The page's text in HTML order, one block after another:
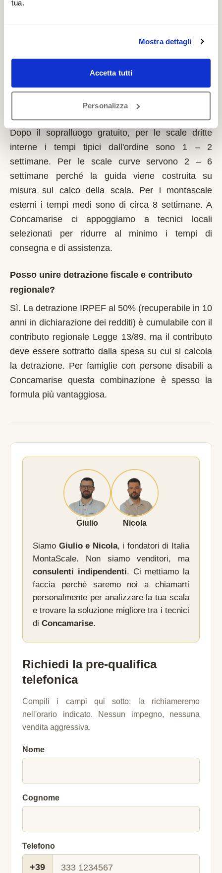
tua.
Mostra dettagli
Accetta tutti
Personalizza
Possono fare domanda i residenti a Concamarise
con limitazioni motorie documentate, proprietari o
affittuari dell'immobile.
Dopo il sopralluogo gratuito, per le scale dritte
interne i tempi tipici dall'ordine sono 1 – 2
settimane. Per le scale curve servono 2 – 6
settimane perché la guida viene costruita su
misura sul calco della scala. Per i montascale
esterni i tempi medi sono di circa 8 settimane. A
Concamarise ci appoggiamo a tecnici locali
selezionati per ridurre al minimo i tempi di
consegna e di assistenza.
Posso unire detrazione fiscale e contributo
regionale?
Sì. La detrazione IRPEF al 50% (recuperabile in 10
anni in dichiarazione dei redditi) è cumulabile con il
contributo regionale Legge 13/89, ma il contributo
deve essere sottratto dalla spesa su cui si calcola
la detrazione. Per famiglie con persone disabili a
Concamarise questa combinazione è spesso la
formula più vantaggiosa.
Giulio Nicola
Siamo Giulio e Nicola, i fondatori di Italia
MontaScale. Non siamo venditori, ma
consulenti indipendenti. Ci mettiamo la
faccia perché saremo noi a chiamarti
personalmente per analizzare la tua scala
e trovare la soluzione migliore tra i tecnici
di Concamarise.
Richiedi la pre-qualifica
telefonica
Compili i campi qui sotto: la richiameremo
nell'orario indicato. Nessun impegno, nessuna
vendita aggressiva.
Nome
Cognome
Telefono
+39